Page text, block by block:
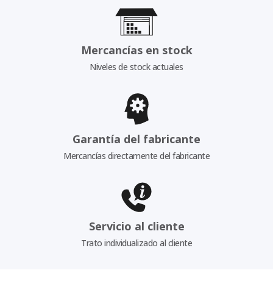
Mercancías en stock
Niveles de stock actuales
Garantía del fabricante
Mercancías directamente del fabricante
Servicio al cliente
Trato individualizado al cliente